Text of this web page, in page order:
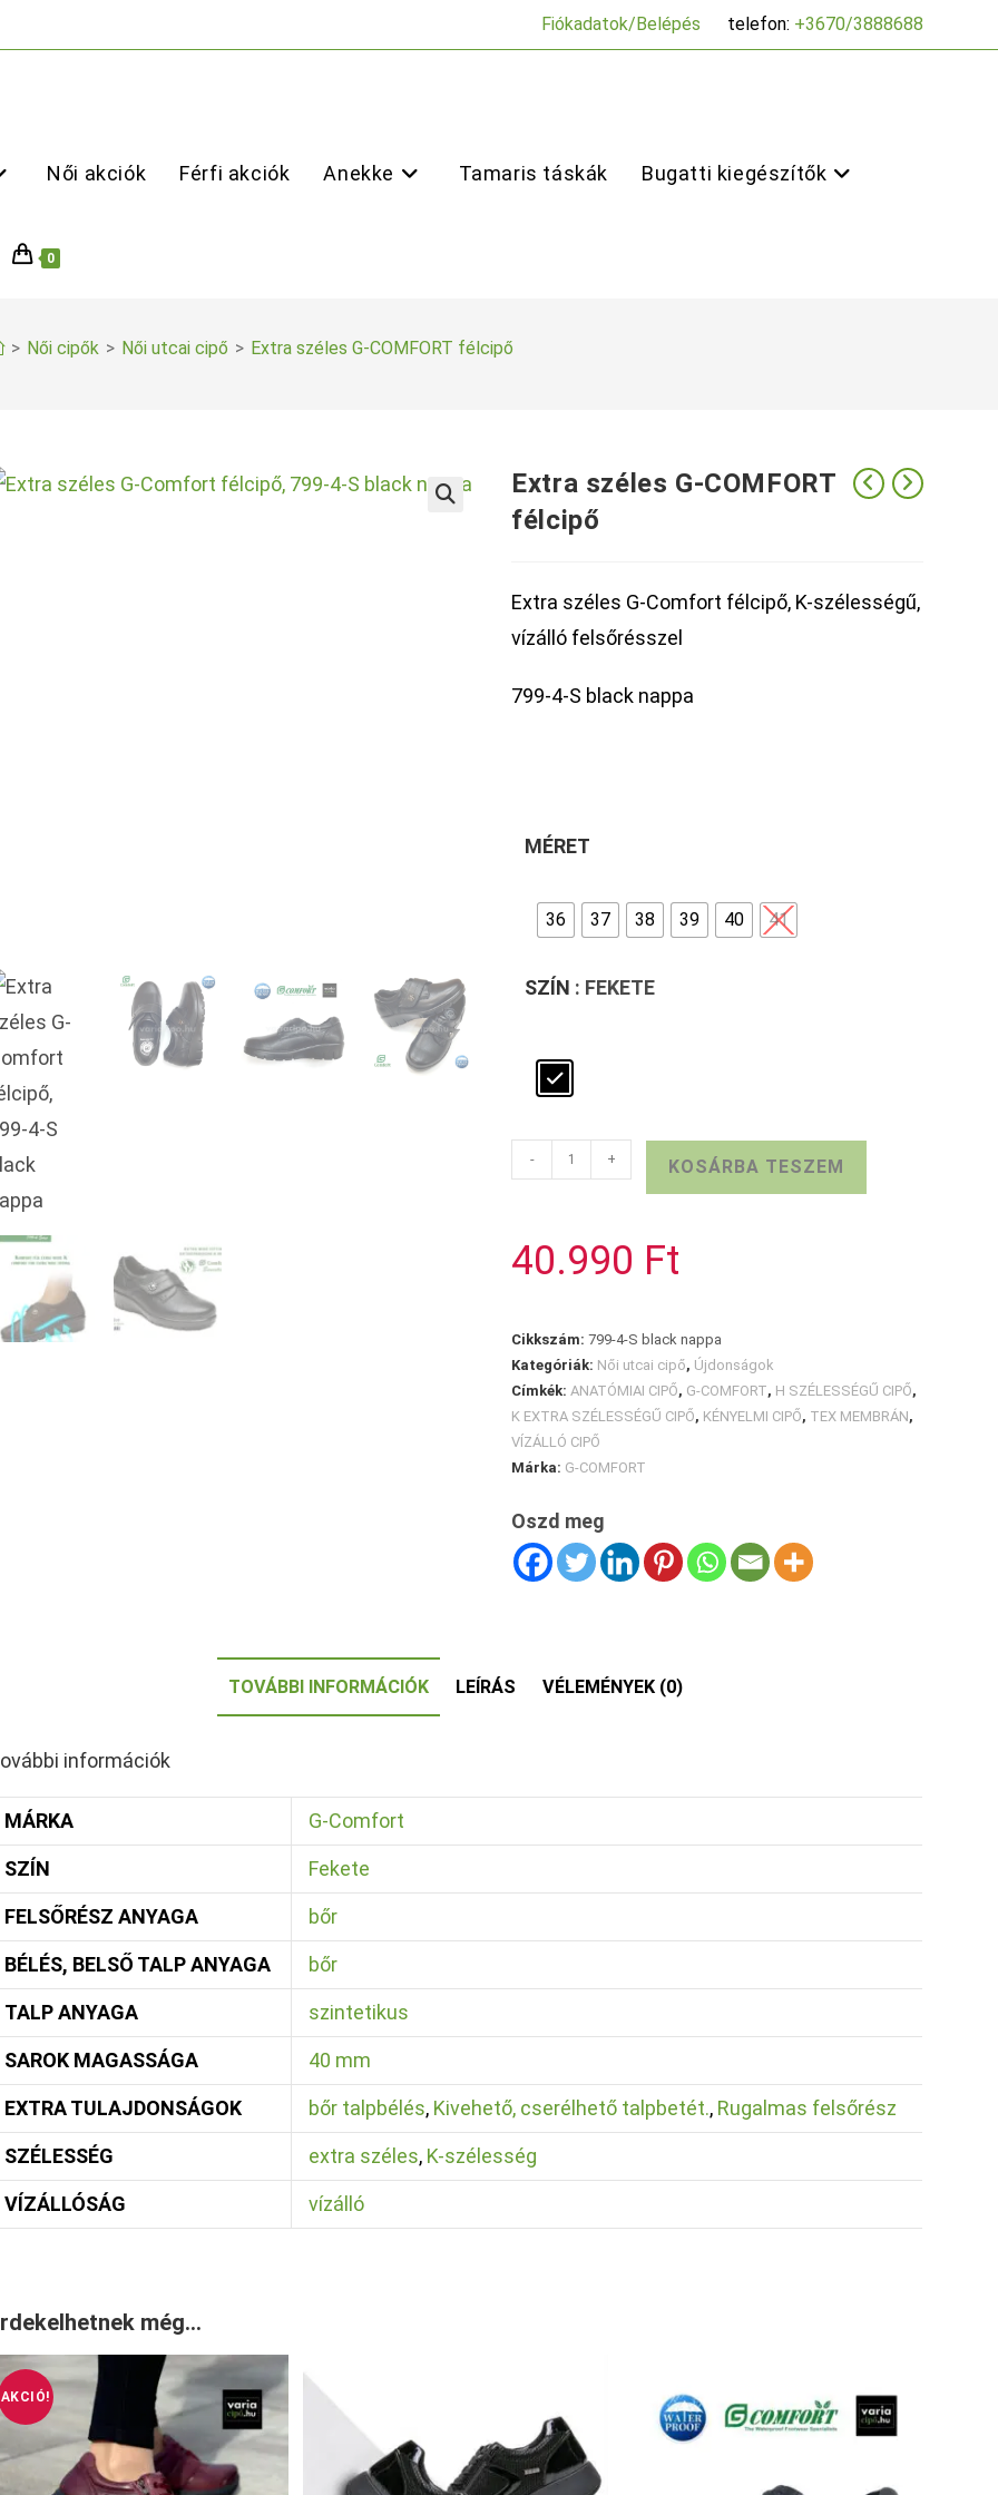
Fiókadatok/Belépés telefon: +3670/3888688
Női akciók Férfi akciók Anekke Tamaris táskák Bugatti kiegészítők
0
> Női cipők > Női utcai cipő > Extra széles G-COMFORT félcipő
Extra széles G-COMFORT
félcipő
Extra széles G-Comfort félcipő, K-szélességű,
vízálló felsőrésszel
799-4-S black nappa
MÉRET
36 37 38 39 40 41
SZÍN : FEKETE
széles
félcipő
- + KOSÁRBA TESZEM
40.990 Ft
Cikkszám:799-4-S black nappa
Kategóriák: Női utcai cipő, Újdonságok
Címkék:ANATÓMIAI CIPŐ, G-COMFORT, H SZÉLESSÉGŰ CIPŐ,
K EXTRA SZÉLESSÉGŰ CIPŐ, KÉNYELMI CIPŐ, TEX MEMBRÁN,
VÍZÁLLÓ CIPŐ
Márka: G-COMFORT
Oszd meg
TOVÁBBI INFORMÁCIÓK LEÍRÁS VÉLEMÉNYEK (0)
információk
MÁRKA G-Comfort
SZÍN Fekete
FELSŐRÉSZ ANYAGA bőr
BÉLÉS, BELSŐ TALP ANYAGA bőr
TALP ANYAGA szintetikus
SAROK MAGASSÁGA 40 mm
EXTRA TULAJDONSÁGOK bőr talpbélés, Kivehető, cserélhető talpbetét., Rugalmas felsőrész
SZÉLESSÉG extra széles, K-szélesség
VÍZÁLLÓSÁG vízálló
még…
AKCIÓ!